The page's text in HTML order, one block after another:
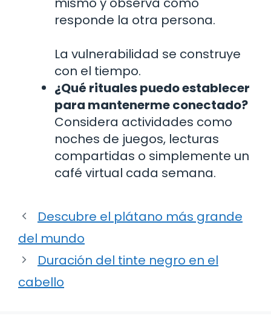
responde la otra persona.
La vulnerabilidad se construye
con el tiempo.
¿Qué rituales puedo establecer
para mantenerme conectado?
Considera actividades como
noches de juegos, lecturas
compartidas o simplemente un
café virtual cada semana.
Descubre el plátano más grande
del mundo
Duración del tinte negro en el
cabello